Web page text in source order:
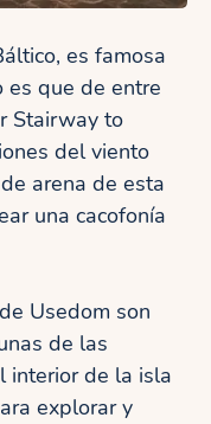
es famosa
es que de entre
Stairway to
del viento
arena de esta
una cacofonía
Usedom son
de las
interior de la isla
explorar y